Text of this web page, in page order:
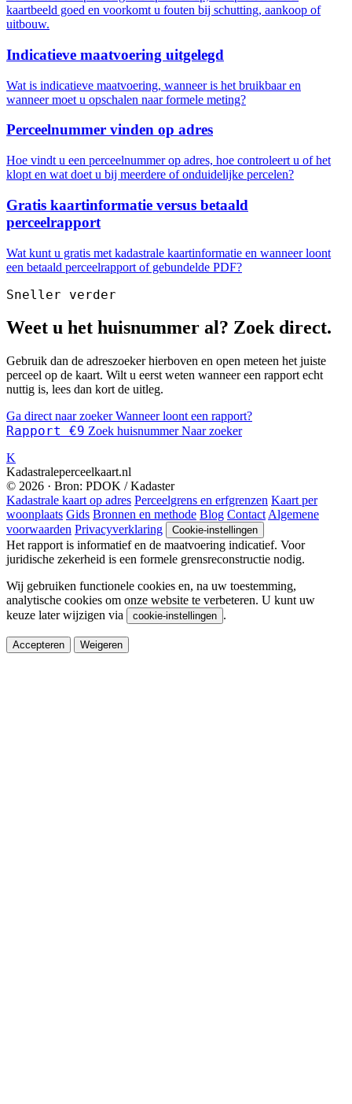
kaartbeeld goed en voorkomt u fouten bij schutting, aankoop of
uitbouw.
Indicatieve maatvoering uitgelegd
Wat is indicatieve maatvoering, wanneer is het bruikbaar en
wanneer moet u opschalen naar formele meting?
Perceelnummer vinden op adres
Hoe vindt u een perceelnummer op adres, hoe controleert u of het
klopt en wat doet u bij meerdere of onduidelijke percelen?
Gratis kaartinformatie versus betaald
perceelrapport
Wat kunt u gratis met kadastrale kaartinformatie en wanneer loont
een betaald perceelrapport of gebundelde PDF?
Sneller verder
Weet u het huisnummer al? Zoek direct.
Gebruik dan de adreszoeker hierboven en open meteen het juiste
perceel op de kaart. Wilt u eerst weten wanneer een rapport echt
nuttig is, lees dan kort de uitleg.
Ga direct naar zoekerWanneer loont een rapport?
Rapport €9 Zoek huisnummer Naar zoeker
K
Kadastraleperceelkaart.nl
© 2026 · Bron: PDOK / Kadaster
Kadastrale kaart op adres Perceelgrens en erfgrenzen Kaart per
woonplaats Gids Bronnen en methode Blog Contact Algemene
voorwaarden Privacyverklaring Cookie-instellingen
Het rapport is informatief en de maatvoering indicatief. Voor
juridische zekerheid is een formele grensreconstructie nodig.
Wij gebruiken functionele cookies en, na uw toestemming,
analytische cookies om onze website te verbeteren. U kunt uw
keuze later wijzigen via
cookie-instellingen .
Accepteren Weigeren